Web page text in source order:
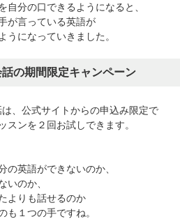
自分の口できるようになると、
が言っている英語が
うになっていきました。
話の期間限定キャンペーン
、公式サイトからの申込み限定で
スンを２回お試しできます。
の英語ができないのか、
いのか、
よりも話せるのか
も１つの手ですね。